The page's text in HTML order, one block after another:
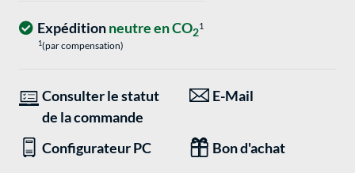
Expéditionneutre en CO21
1(par compensation)
Consulter le statut
de la commande
E-Mail
Configurateur PC Bon d'achat